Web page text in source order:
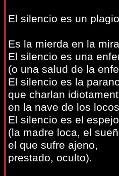
El silencio es un
Es la mierda en la
El silencio es una
(o una salud de la
El silencio es la
que charlan
en la nave de los
El silencio es el
(la madre loca, el
el que sufre ajeno,
prestado, oculto).